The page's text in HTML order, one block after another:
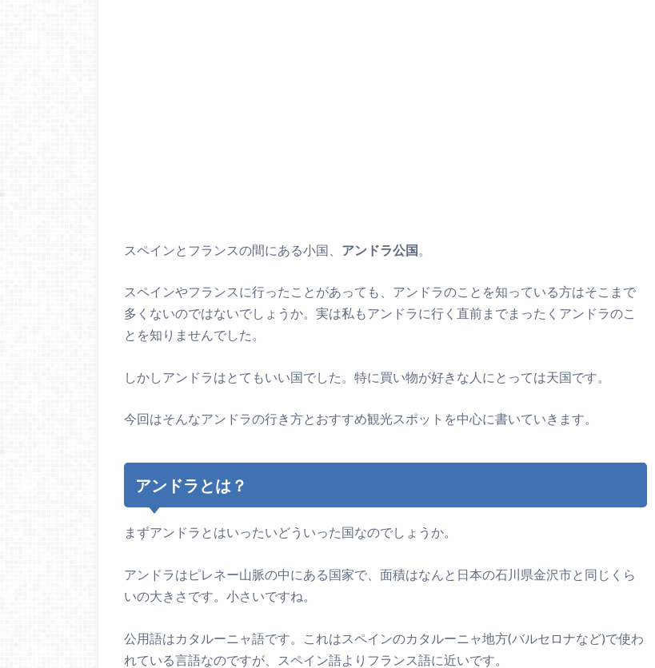
スペインとフランスの間にある小国、 アンドラ公国
スペインやフランスに行ったことがあっても、アンドラのことを知っている方はそこまで
多くないのではないでしょうか。実は私もアンドラに行く直前までまったくアンドラのこ
とを知りませんでした。
しかしアンドラはとてもいい国でした。特に買い物が好きな人にとっては天国です。
今回はそんなアンドラの行き方とおすすめ観光スポットを中心に書いていきます。
アンドラとは？
まずアンドラとはいったいどういった国なのでしょうか。
アンドラはピレネー山脈の中にある国家で、面積はなんと日本の石川県金沢市と同じくら
いの大きさです。小さいですね。
公用語はカタルーニャ語です。これはスペインのカタルーニャ地方(バルセロナなど)で使わ
れている言語なのですが、スペイン語よりフランス語に近いです。